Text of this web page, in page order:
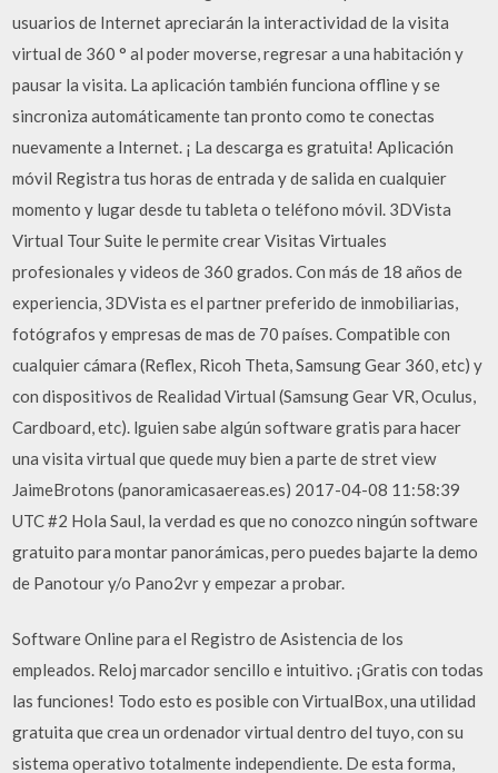
usuarios de Internet apreciarán la interactividad de la visita
virtual de 360 ° al poder moverse, regresar a una habitación y
pausar la visita. La aplicación también funciona offline y se
sincroniza automáticamente tan pronto como te conectas
nuevamente a Internet. ¡ La descarga es gratuita! Aplicación
móvil Registra tus horas de entrada y de salida en cualquier
momento y lugar desde tu tableta o teléfono móvil. 3DVista
Virtual Tour Suite le permite crear Visitas Virtuales
profesionales y videos de 360 grados. Con más de 18 años de
experiencia, 3DVista es el partner preferido de inmobiliarias,
fotógrafos y empresas de mas de 70 países. Compatible con
cualquier cámara (Reflex, Ricoh Theta, Samsung Gear 360, etc) y
con dispositivos de Realidad Virtual (Samsung Gear VR, Oculus,
Cardboard, etc). lguien sabe algún software gratis para hacer
una visita virtual que quede muy bien a parte de stret view
JaimeBrotons (panoramicasaereas.es) 2017-04-08 11:58:39
UTC #2 Hola Saul, la verdad es que no conozco ningún software
gratuito para montar panorámicas, pero puedes bajarte la demo
de Panotour y/o Pano2vr y empezar a probar.
Software Online para el Registro de Asistencia de los
empleados. Reloj marcador sencillo e intuitivo. ¡Gratis con todas
las funciones! Todo esto es posible con VirtualBox, una utilidad
gratuita que crea un ordenador virtual dentro del tuyo, con su
sistema operativo totalmente independiente. De esta forma,